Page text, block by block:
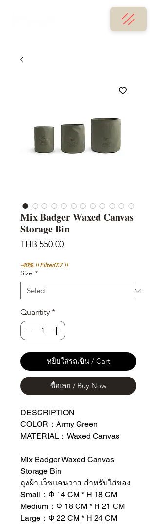
Mix Badger Waxed Canvas
Storage Bin
THB 550.00Price
-40% !! Filter017 !!
Size *
Quantity *
หยิบใส่รถเข็น / Cart
ซื้อเลย / Buy Now
DESCRIPTION
COLOR：Army Green
MATERIAL：Waxed Canvas
Mix Badger Waxed Canvas
Storage Bin
ถุงผ้าแว็ซแคนวาส สำหรับใส่ของ
Small：Φ 14 CM * H 18 CM
Medium：Φ 18 CM * H 21 CM
Large：Φ 22 CM * H 24 CM